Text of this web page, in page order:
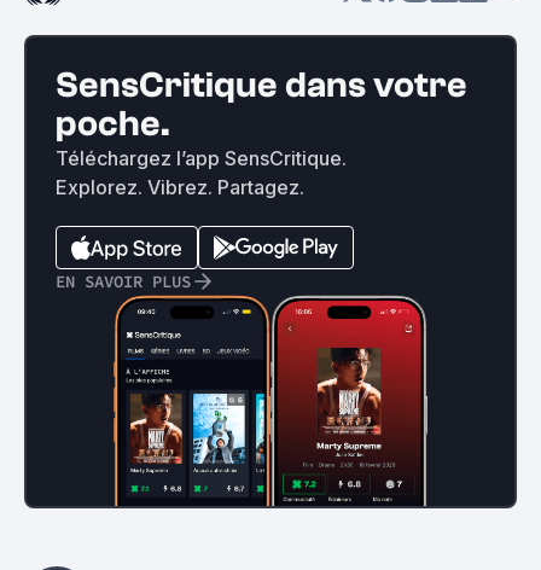
SensCritique dans votre
poche.
Téléchargez l’app SensCritique.
Explorez. Vibrez. Partagez.
EN SAVOIR PLUS